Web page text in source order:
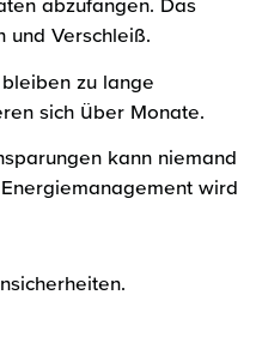
abzufangen. Das
und Verschleiß.
zu lange
sich über Monate.
kann niemand
wird